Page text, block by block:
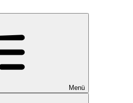
Menü